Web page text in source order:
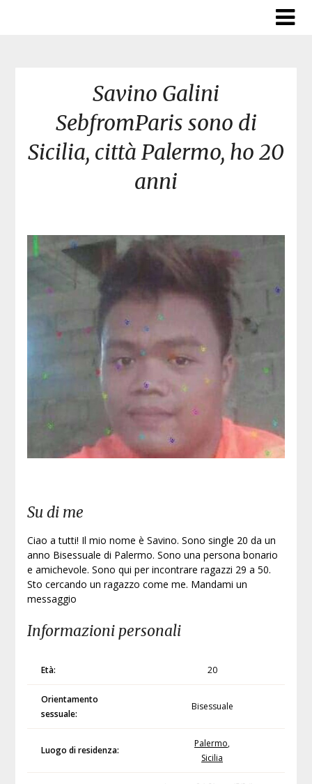
Savino Galini
SebfromParis sono di
Sicilia, città Palermo, ho 20
anni
Su di me
Ciao a tutti! Il mio nome è Savino. Sono single 20 da un
anno Bisessuale di Palermo. Sono una persona bonario
e amichevole. Sono qui per incontrare ragazzi 29 a 50.
Sto cercando un ragazzo come me. Mandami un
messaggio
Informazioni personali
Età: 20
Orientamento
sessuale:
Bisessuale
Luogo di residenza:
Palermo,
Sicilia